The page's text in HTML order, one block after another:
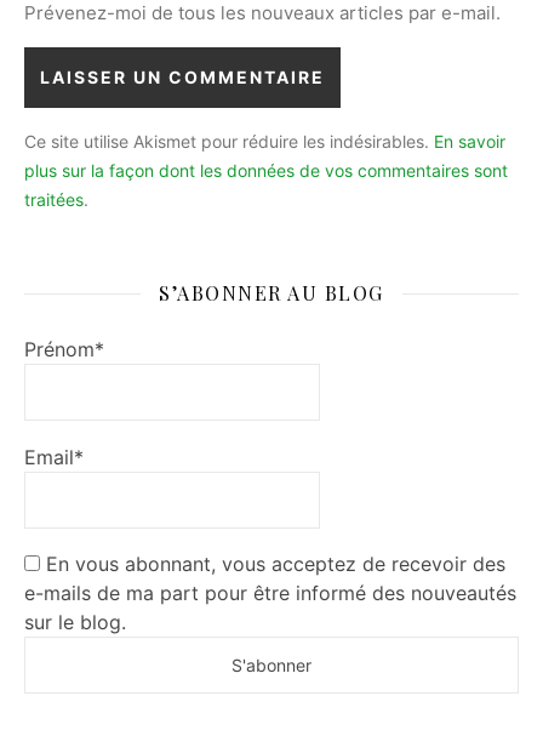
Prévenez-moi de tous les nouveaux articles par e-mail.
Ce site utilise Akismet pour réduire les indésirables. En savoir
plus sur la façon dont les données de vos commentaires sont
traitées.
S’ABONNER AU BLOG
Prénom*
Email*
En vous abonnant, vous acceptez de recevoir des
e-mails de ma part pour être informé des nouveautés
sur le blog.